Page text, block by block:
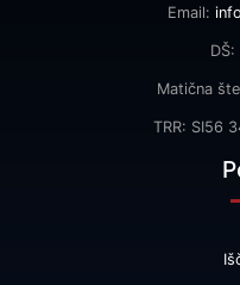
Email:
DŠ:
Matična
TRR: SI56